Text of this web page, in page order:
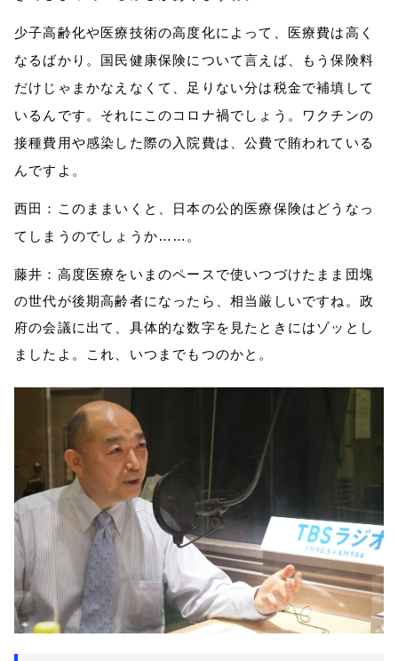
少子高齢化や医療技術の高度化によって、医療費は高く
なるばかり。 国民健康保険について言えば、
もう保険料
だけじゃまかなえなくて、足りない分は税金で補填して
いるんです。それに このコロナ禍でしょう。
ワクチンの
接種費用や感染した際の入院費は、公費で賄われている
んですよ。
西田：このままいくと、日本の公的医療保険はどうなっ
てしまうのでしょうか……。
藤井：高度医療をいまのペースで使いつづけたまま団塊
の世代が後期高齢者になったら、相当厳しいですね 。政
府の会議に出て、具体的な数字を見たときにはゾッとし
ましたよ。これ、いつまでもつのかと。